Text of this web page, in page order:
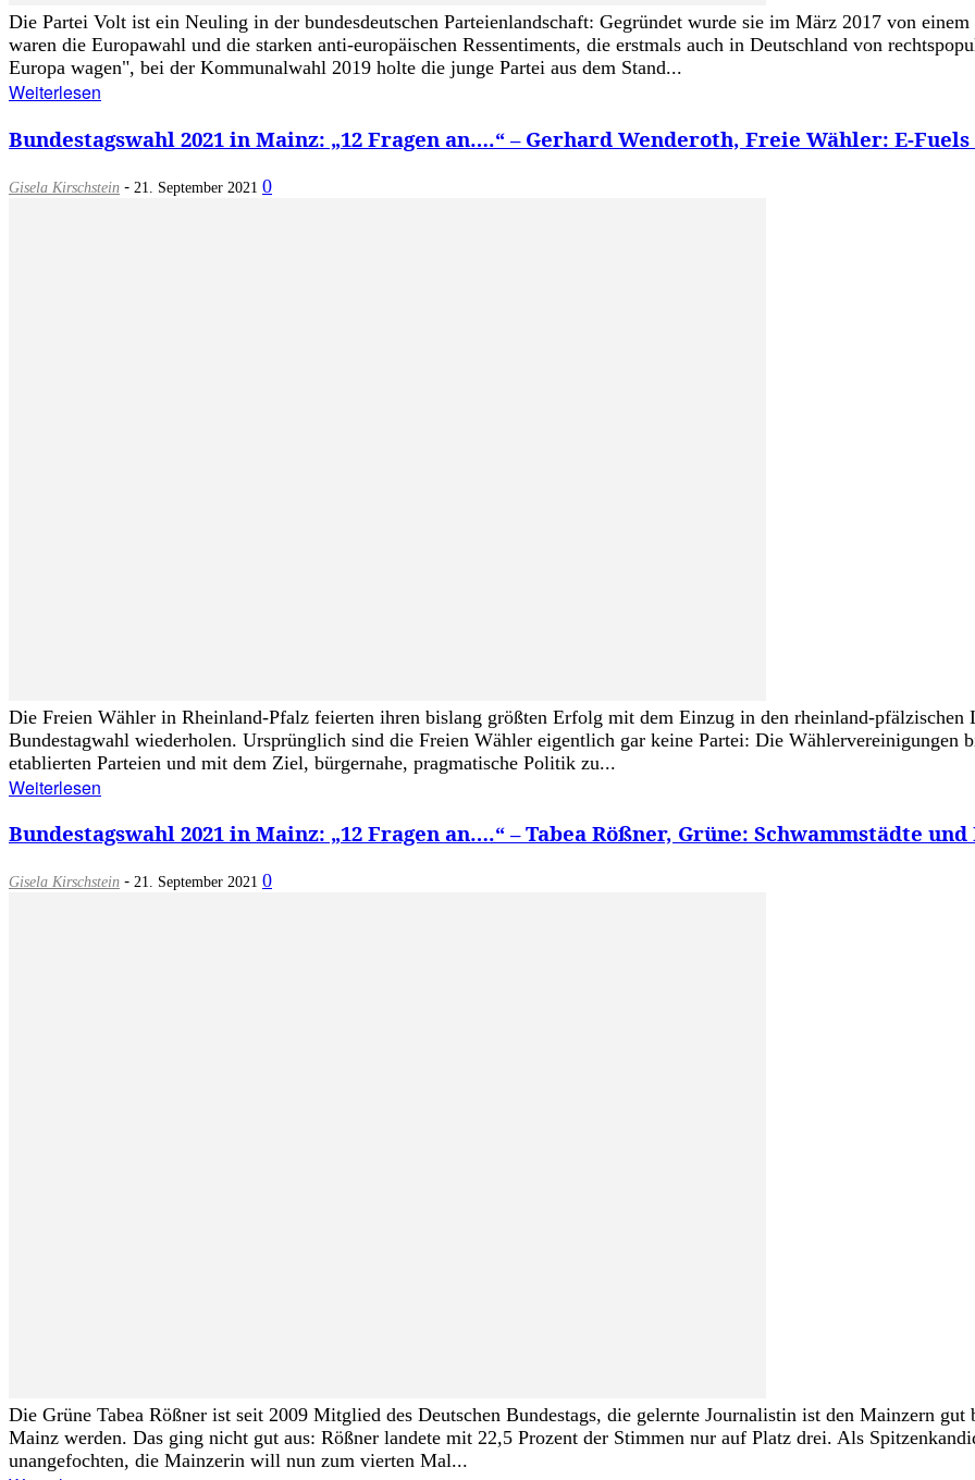
Die Partei Volt ist ein Neuling in der bundesdeutschen Parteienlandschaft: Gegründet wurde sie im März 2017 von
waren die Europawahl und die starken anti-europäischen Ressentiments, die erstmals auch in Deutschland von
Europa wagen", bei der Kommunalwahl 2019 holte die junge Partei aus dem Stand...
Weiterlesen
Bundestagswahl 2021 in Mainz: „12 Fragen an….“ – Gerhard Wenderoth, Freie Wähler: E-
Gisela Kirschstein - 21. September 2021 0
Die Freien Wähler in Rheinland-Pfalz feierten ihren bislang größten Erfolg mit dem Einzug in den rheinland-
Bundestagwahl wiederholen. Ursprünglich sind die Freien Wähler eigentlich gar keine Partei: Die Wählervereinigungen
etablierten Parteien und mit dem Ziel, bürgernahe, pragmatische Politik zu...
Weiterlesen
Bundestagswahl 2021 in Mainz: „12 Fragen an….“ – Tabea Rößner, Grüne: Schwammstädte
Gisela Kirschstein - 21. September 2021 0
Die Grüne Tabea Rößner ist seit 2009 Mitglied des Deutschen Bundestags, die gelernte Journalistin ist den Mainzern
Mainz werden. Das ging nicht gut aus: Rößner landete mit 22,5 Prozent der Stimmen nur auf Platz drei. Als
unangefochten, die Mainzerin will nun zum vierten Mal...